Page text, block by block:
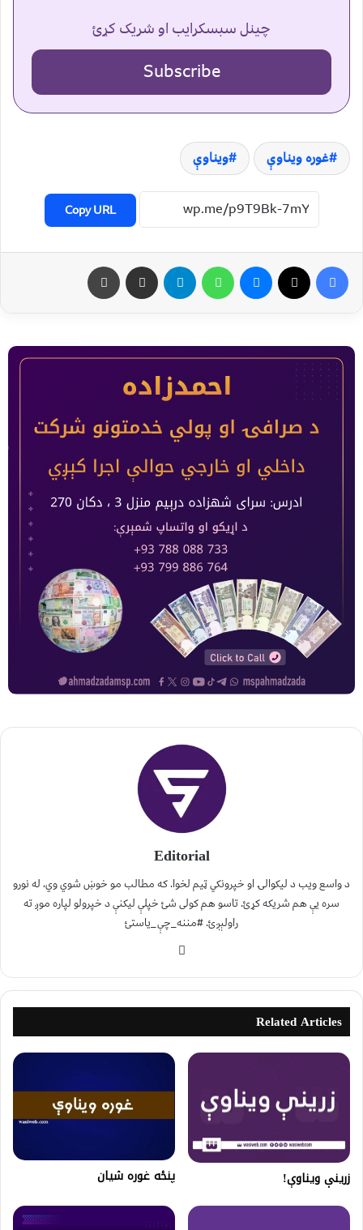
چینل سبسکرایب او شریک کړئ
Subscribe
غوره ویناوې ویناوې
Copy URL
Editorial
د واسع ویب د لیکوالۍ او خپرونکي ټیم لخوا. که مطالب مو خوښ شوي وي، له نورو
سره یې هم شریکه کړئ. تاسو هم کولی شئ خپلې لیکنې د خپرولو لپاره موږ ته
راولېږئ. #مننه_چې_یاستئ
Related Articles
زرینې ویناوې! پنځه غوره شيان